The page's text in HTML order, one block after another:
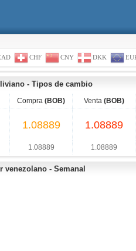
CHF CNY DKK
- Tipos de cambio
Compra (BOB) Venta (BOB)
1.08889 1.08889
1.08889 1.08889
venezolano - Semanal